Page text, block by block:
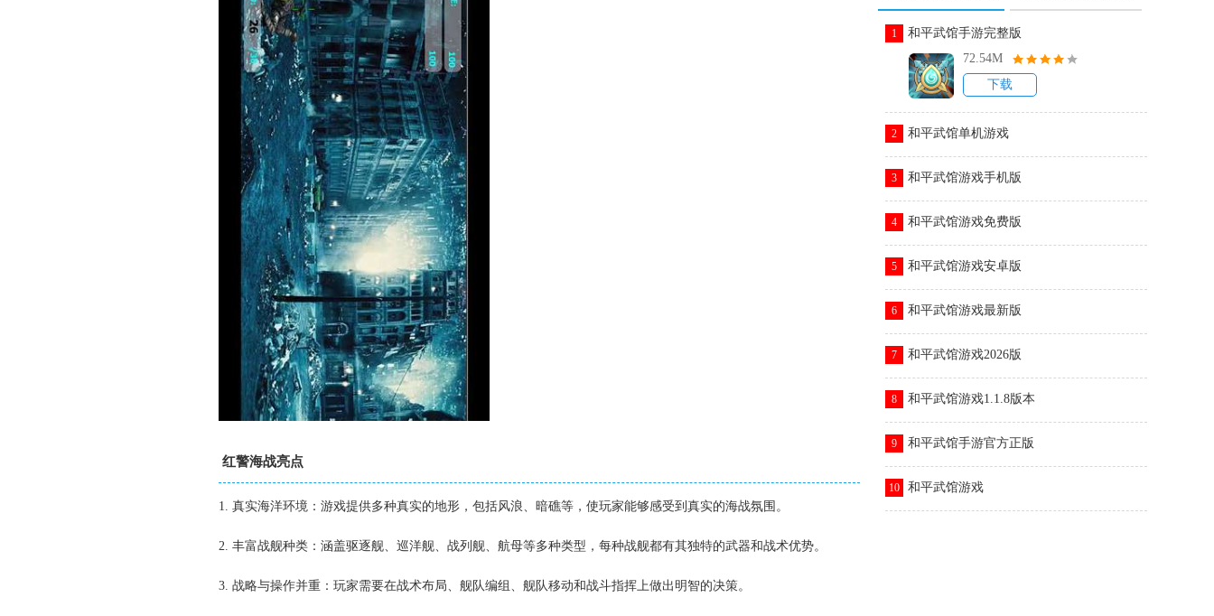
红警海战亮点
1. 真实海洋环境：游戏提供多种真实的地形，包括风浪、暗礁等，使玩家能够感受到真实的海战氛围。
2. 丰富战舰种类：涵盖驱逐舰、巡洋舰、战列舰、航母等多种类型，每种战舰都有其独特的武器和战术优势。
3. 战略与操作并重：玩家需要在战术布局、舰队编组、舰队移动和战斗指挥上做出明智的决策。
1
和平武馆手游完整版
72.54M
下载
2 和平武馆单机游戏
3 和平武馆游戏手机版
4 和平武馆游戏免费版
5 和平武馆游戏安卓版
6 和平武馆游戏最新版
7 和平武馆游戏2026版
8 和平武馆游戏1.1.8版本
9 和平武馆手游官方正版
10 和平武馆游戏